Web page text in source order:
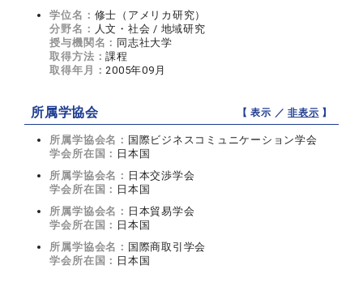
学位名： 修士（アメリカ研究）
分野名： 人文・社会 / 地域研究
授与機関名： 同志社大学
取得方法：課程
取得年月：2005年09月
所属学協会 【 表示 ／非表示 】
所属学協会名： 国際ビジネスコミュニケーション学会
学会所在国： 日本国
所属学協会名： 日本交渉学会
学会所在国： 日本国
所属学協会名： 日本貿易学会
学会所在国： 日本国
所属学協会名： 国際商取引学会
学会所在国： 日本国